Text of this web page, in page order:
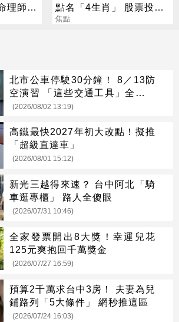
理師：
點名「4生肖」 股票投資
大翻身
焦點
北市公車停駛30分鐘！ 8／13防
空演習 「這些交通工具」全面管
制
(2026/08/02 13:19)
高鐵最快2027年初大改點！擬推
「超級直達車」
(2026/08/01 15:12)
新光三越得來速？ 台中阿北「騎
車逛專櫃」 路人全傻眼
(2026/07/31 10:46)
全家發票開出8大獎！幸運兒花
125元爽抱回千萬獎金
(2026/07/27 16:59)
預算2千萬求台中3房！ 夫妻為兒
鋪路列「5大條件」 網秒推這區
(2026/07/24 16:03)